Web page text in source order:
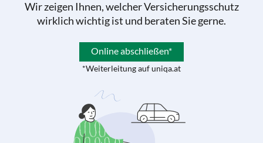
Wir zeigen Ihnen, welcher Versicherungsschutz
wirklich wichtig ist und beraten Sie gerne.
Online abschließen*
*Weiterleitung auf uniqa.at